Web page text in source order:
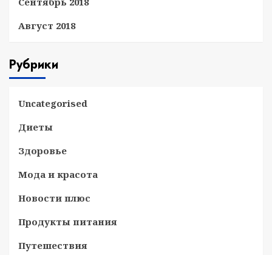
Август 2018
Рубрики
Uncategorised
Диеты
Здоровье
Мода и красота
Новости плюс
Продукты питания
Путешествия